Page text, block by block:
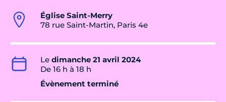
Église Saint-Merry
78 rue Saint-Martin, Paris 4e
Le dimanche 21 avril 2024
De 16 h à 18 h
Évènement terminé